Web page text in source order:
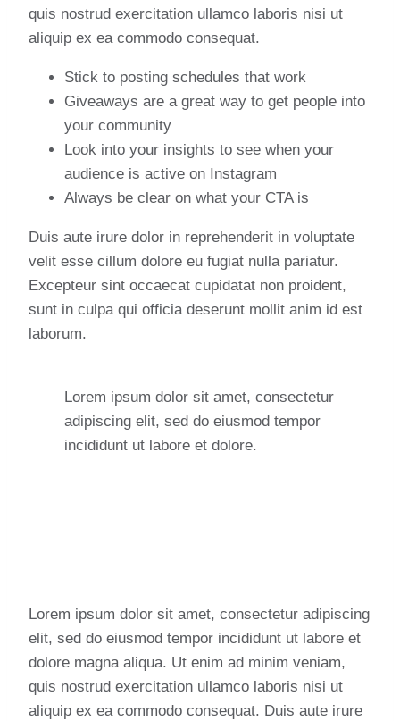
quis nostrud exercitation ullamco laboris nisi ut
aliquip ex ea commodo consequat.
Stick to posting schedules that work
Giveaways are a great way to get people into
your community
Look into your insights to see when your
audience is active on Instagram
Always be clear on what your CTA is
Duis aute irure dolor in reprehenderit in voluptate
velit esse cillum dolore eu fugiat nulla pariatur.
Excepteur sint occaecat cupidatat non proident,
sunt in culpa qui officia deserunt mollit anim id est
laborum.
Lorem ipsum dolor sit amet, consectetur
adipiscing elit, sed do eiusmod tempor
incididunt ut labore et dolore.
Lorem ipsum dolor sit amet, consectetur adipiscing
elit, sed do eiusmod tempor incididunt ut labore et
dolore magna aliqua. Ut enim ad minim veniam,
quis nostrud exercitation ullamco laboris nisi ut
aliquip ex ea commodo consequat. Duis aute irure